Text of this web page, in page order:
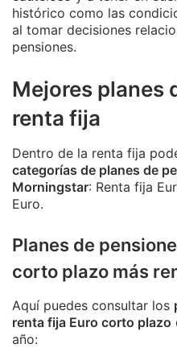
histórico como las
al tomar decisiones
pensiones.
Mejores planes
renta fija
Dentro de la renta fija
categorías de planes de
Morningstar: Renta fija
Euro.
Planes de
corto plazo más
Aquí puedes consultar los
renta fija Euro corto plazo
año: